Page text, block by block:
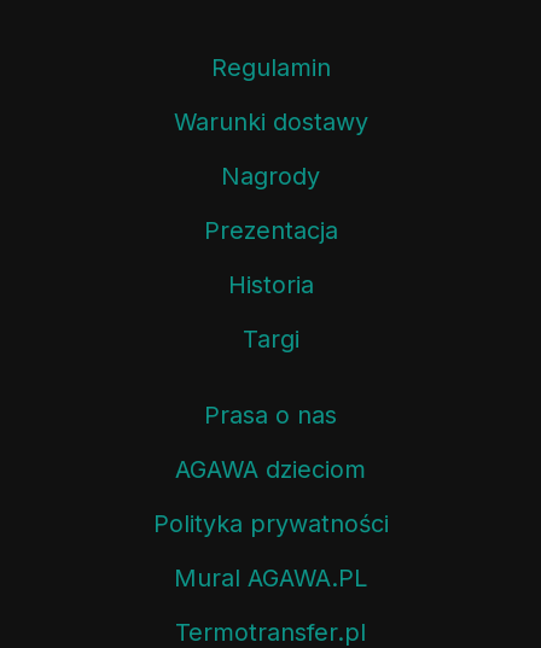
Regulamin
Warunki dostawy
Nagrody
Prezentacja
Historia
Targi
Prasa o nas
AGAWA dzieciom
Polityka prywatności
Mural AGAWA.PL
Termotransfer.pl